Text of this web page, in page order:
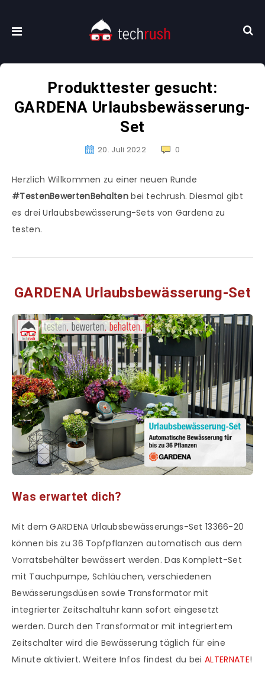
Produkttester gesucht:
GARDENA Urlaubsbewässerung-
Set
20. Juli 2022 0
Herzlich Willkommen zu einer neuen Runde
#TestenBewertenBehaltenbei techrush. Diesmal gibt
es drei Urlaubsbewässerung-Sets von Gardena zu
testen.
GARDENA Urlaubsbewässerung-Set
Was erwartet dich?
Mit dem GARDENA Urlaubsbewässerungs-Set 13366-20
können bis zu 36 Topfpflanzen automatisch aus dem
Vorratsbehälter bewässert werden. Das Komplett-Set
mit Tauchpumpe, Schläuchen, verschiedenen
Bewässerungsdüsen sowie Transformator mit
integrierter Zeitschaltuhr kann sofort eingesetzt
werden. Durch den Transformator mit integriertem
Zeitschalter wird die Bewässerung täglich für eine
Minute aktiviert. Weitere Infos findest du beiALTERNATE!